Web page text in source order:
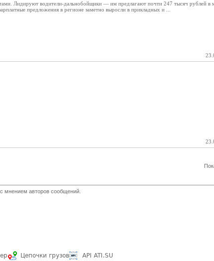
Лидируют водители-дальнобойщики — им предлагают почти 247 тысяч рублей в
предложения в регионе заметно выросли в прикладных и ...
мнением авторов сообщений.
Цепочки грузов API ATI.SU